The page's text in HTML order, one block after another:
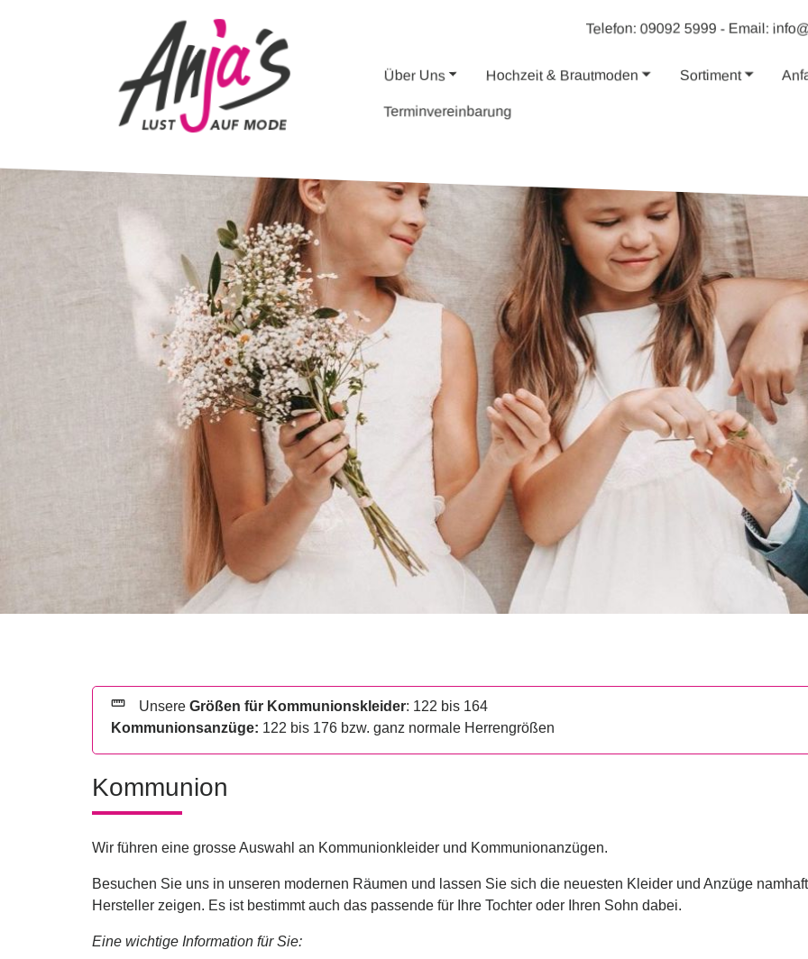
Telefon: 09092 5999 - Email:
Über Uns Hochzeit & Brautmoden Sortiment
Terminvereinbarung
straighten Unsere Größen für Kommunionskleider: 122 bis 164
Kommunionsanzüge: 122 bis 176 bzw. ganz normale Herrengrößen
Kommunion
Wir führen eine grosse Auswahl an Kommunionkleider und Kommunionanzügen.
Besuchen Sie uns in unseren modernen Räumen und lassen Sie sich die neuesten Kleider und Anzüge
Hersteller zeigen. Es ist bestimmt auch das passende für Ihre Tochter oder Ihren Sohn dabei.
Eine wichtige Information für Sie: